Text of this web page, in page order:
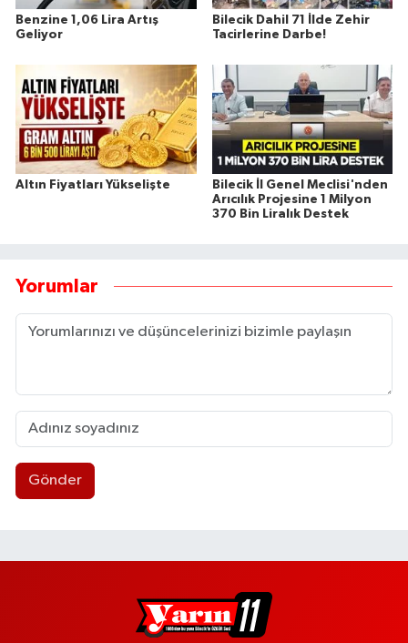
Benzine 1,06 Lira Artış
Geliyor
Bilecik Dahil 71 İlde Zehir
Tacirlerine Darbe!
Altın Fiyatları Yükselişte
Bilecik İl Genel Meclisi'nden
Arıcılık Projesine 1 Milyon
370 Bin Liralık Destek
Yorumlar
Gönder